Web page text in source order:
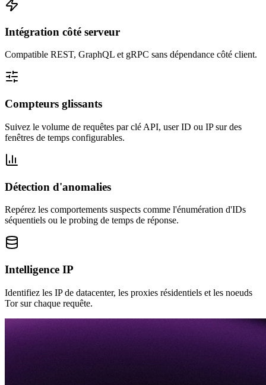
Intégration côté serveur
Compatible REST, GraphQL et gRPC sans dépendance côté client.
Compteurs glissants
Suivez le volume de requêtes par clé API, user ID ou IP sur des
fenêtres de temps configurables.
Détection d'anomalies
Repérez les comportements suspects comme l'énumération d'IDs
séquentiels ou le probing de temps de réponse.
Intelligence IP
Identifiez les IP de datacenter, les proxies résidentiels et les noeuds
Tor sur chaque requête.